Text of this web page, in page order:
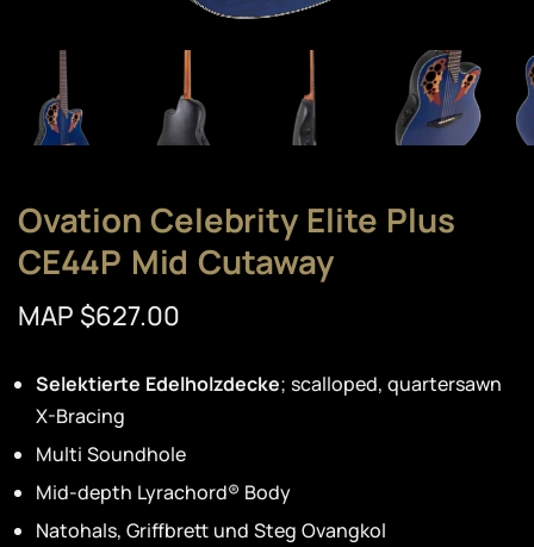
Ovation Celebrity Elite Plus
CE44P Mid Cutaway
MAP $627.00
Selektierte Edelholzdecke; scalloped, quartersawn
X-Bracing
Multi Soundhole
Mid-depth Lyrachord® Body
Natohals, Griffbrett und Steg Ovangkol